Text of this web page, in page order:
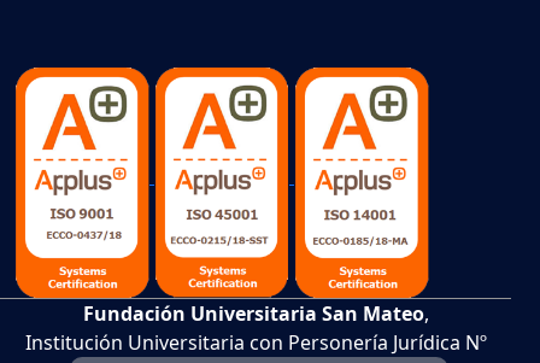
Fundación Universitaria San Mateo,
Institución Universitaria con Personería Jurídica Nº